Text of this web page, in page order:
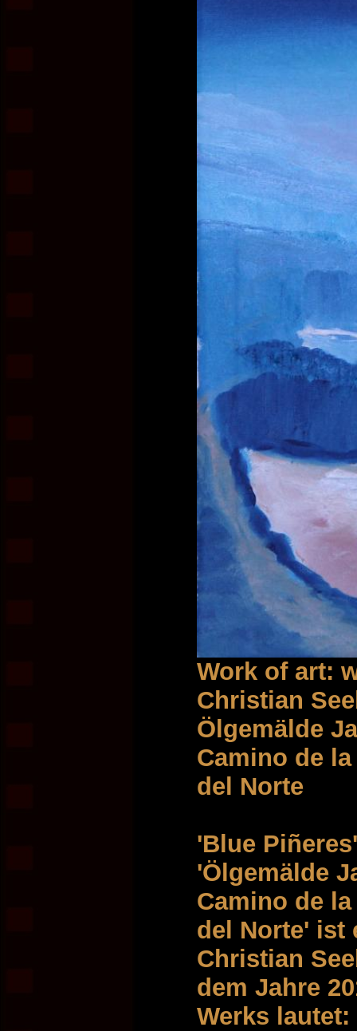
Work of art:
Christian
Ölgemälde
Camino de
del Norte
'Blue
'Ölgemälde
Camino de
del Norte' ist
Christian
dem Jahre
Werks